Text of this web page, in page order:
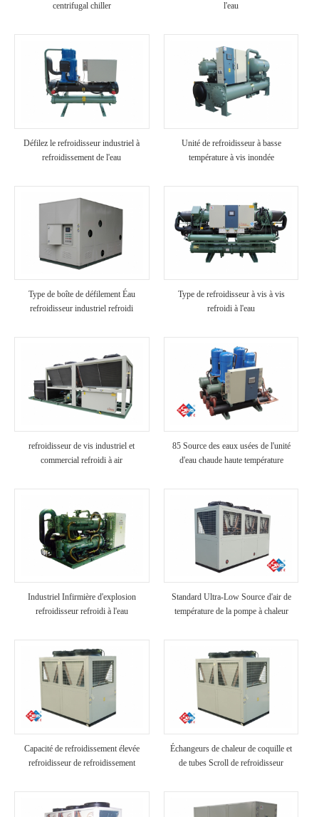
centrifugal chiller
l'eau
Défilez le refroidisseur industriel à
refroidissement de l'eau
Unité de refroidisseur à basse
température à vis inondée
Type de boîte de défilement Éau
refroidisseur industriel refroidi
Type de refroidisseur à vis à vis
refroidi à l'eau
refroidisseur de vis industriel et
commercial refroidi à air
85 Source des eaux usées de l'unité
d'eau chaude haute température
Industriel Infirmière d'explosion
refroidisseur refroidi à l'eau
Standard Ultra-Low Source d'air de
température de la pompe à chaleur
Capacité de refroidissement élevée
refroidisseur de refroidissement
Échangeurs de chaleur de coquille et
de tubes Scroll de refroidisseur